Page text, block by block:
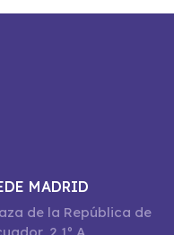
MADRID
de la República de